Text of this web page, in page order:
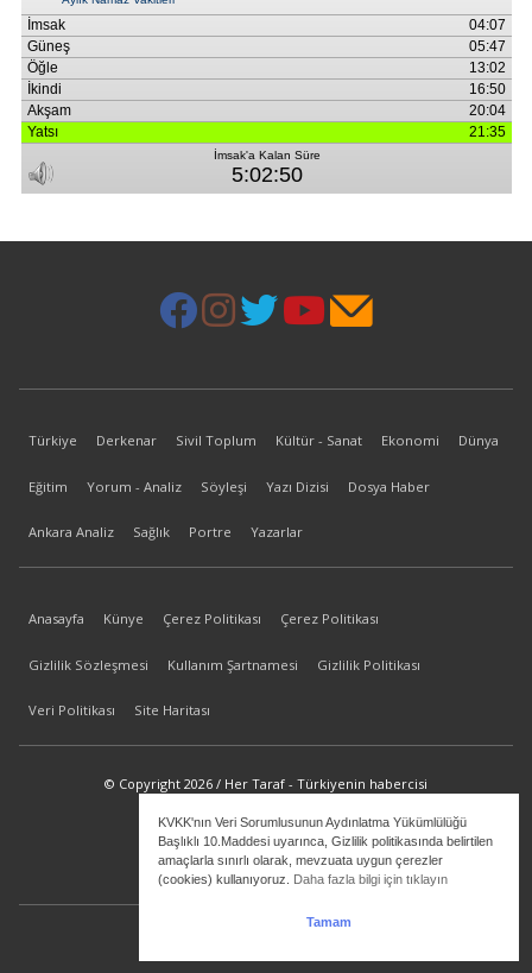
KVKK'nın Veri Sorumlusunun Aydınlatma Yükümlülüğü
Başlıklı 10.Maddesi uyarınca, Gizlilik politikasında belirtilen
amaçlarla sınırlı olarak, mevzuata uygun çerezler
(cookies) kullanıyoruz. Daha fazla bilgi için tıklayın
Tamam
Türkiye Derkenar Sivil Toplum Kültür - Sanat Ekonomi Dünya
Eğitim Yorum - Analiz Söyleşi Yazı Dizisi Dosya Haber
Ankara Analiz Sağlık Portre Yazarlar
Anasayfa Künye Çerez Politikası Çerez Politikası
Gizlilik Sözleşmesi Kullanım Şartnamesi Gizlilik Politikası
Veri Politikası Site Haritası
© Copyright 2026 / Her Taraf - Türkiyenin habercisi
bilgi@hertaraf.com